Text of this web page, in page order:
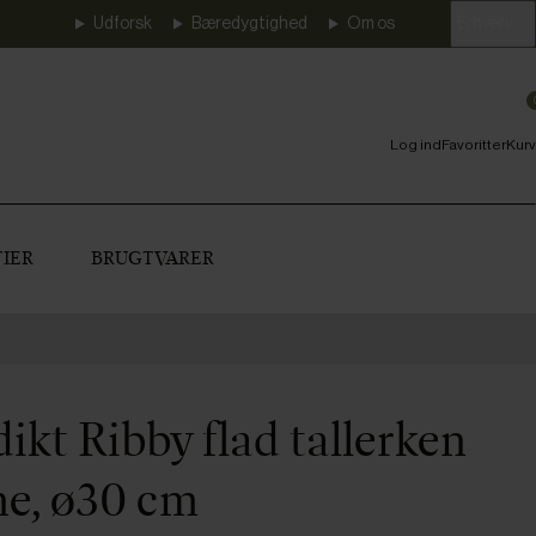
Udforsk Bæredygtighed Om os
Log indFavoritterKurv
BRUGTVARER
Ribby flad tallerken
ø30 cm